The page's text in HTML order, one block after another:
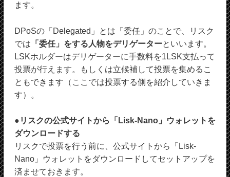
ます。
DPoSの「Delegated」とは「委任」のことで、リスク
では 「委任」をする人物をデリゲーターといいます。
LSKホルダーはデリゲーターに手数料を1LSK支払って
投票が行えます。もしくは立候補して投票を集めるこ
ともできます（ここでは投票する側を紹介していきま
す）。
●リスクの公式サイトから「Lisk-Nano」ウォレットを
ダウンロードする
リスクで投票を行う前に、公式サイトから「Lisk-
Nano」ウォレットをダウンロードしてセットアップを
済ませておきます。